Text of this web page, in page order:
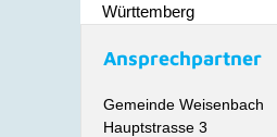
Württemberg
Ansprechpartner
Gemeinde Weisenbach
Hauptstrasse 3